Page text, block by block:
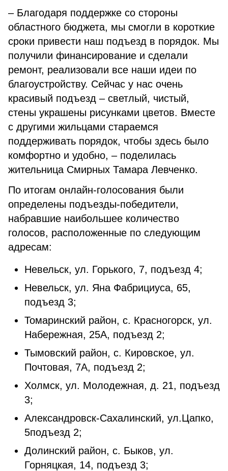
– Благодаря поддержке со стороны
областного бюджета, мы смогли в короткие
сроки привести наш подъезд в порядок. Мы
получили финансирование и сделали
ремонт, реализовали все наши идеи по
благоустройству. Сейчас у нас очень
красивый подъезд – светлый, чистый,
стены украшены рисунками цветов. Вместе
с другими жильцами стараемся
поддерживать порядок, чтобы здесь было
комфортно и удобно, – поделилась
жительница Смирных Тамара Левченко.
По итогам онлайн-голосования были
определены подъезды-победители,
набравшие наибольшее количество
голосов, расположенные по следующим
адресам:
Невельск, ул. Горького, 7, подъезд 4;
Невельск, ул. Яна Фабрициуса, 65,
подъезд 3;
Томаринский район, с. Красногорск, ул.
Набережная, 25А, подъезд 2;
Тымовский район, с. Кировское, ул.
Почтовая, 7А, подъезд 2;
Холмск, ул. Молодежная, д. 21, подъезд
3;
Александровск-Сахалинский, ул.Цапко,
5подъезд 2;
Долинский район, с. Быков, ул.
Горняцкая, 14, подъезд 3;